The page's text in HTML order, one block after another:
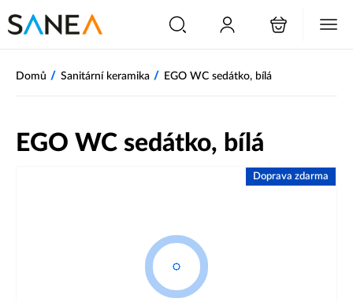
Domů / Sanitární keramika / EGO WC sedátko, bílá
EGO WC sedátko, bílá
Doprava zdarma